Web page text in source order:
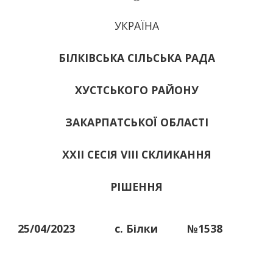
УКРАЇНА
БІЛКІВСЬКА СІЛЬСЬКА РАДА
ХУСТСЬКОГО РАЙОНУ
ЗАКАРПАТСЬКОЇ ОБЛАСТІ
ХХІІ СЕСІЯ VIII СКЛИКАННЯ
РІШЕННЯ
25/04/2023 с. Білки №1538